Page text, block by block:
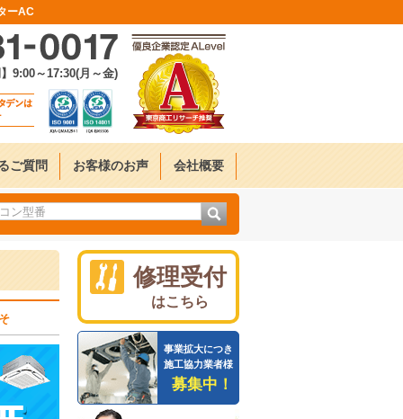
ーAC
9:00～17:30(月～金)
ご質問 お客様のお声 会社概要
修理受付
はこちら
事業拡大につき
施工協力業者様
募集中！